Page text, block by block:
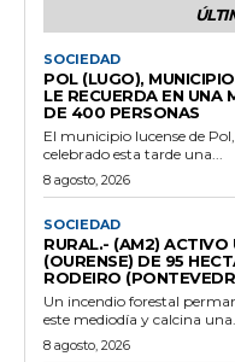
SOCIEDAD
POL (LUGO),
LE RECUERDA EN UNA
DE 400 PERSONAS
El municipio lucense de
celebrado esta tarde una...
8 agosto, 2026
SOCIEDAD
RURAL.- (AM2) ACTIVO
(OURENSE) DE 95
RODEIRO
Un incendio forestal
este mediodía y calcina una...
8 agosto, 2026